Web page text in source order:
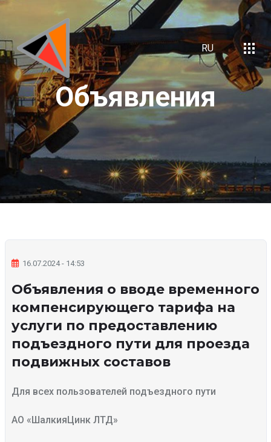
RU
Объявления
16.07.2024 - 14:53
Объявления о вводе временного
компенсирующего тарифа на
услуги по предоставлению
подъездного пути для проезда
подвижных составов
Для всех пользователей подъездного пути
АО «ШалкияЦинк ЛТД»